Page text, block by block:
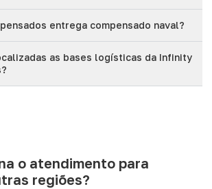
entrega compensado naval?
as bases logísticas da Infinity
o atendimento para
regiões?